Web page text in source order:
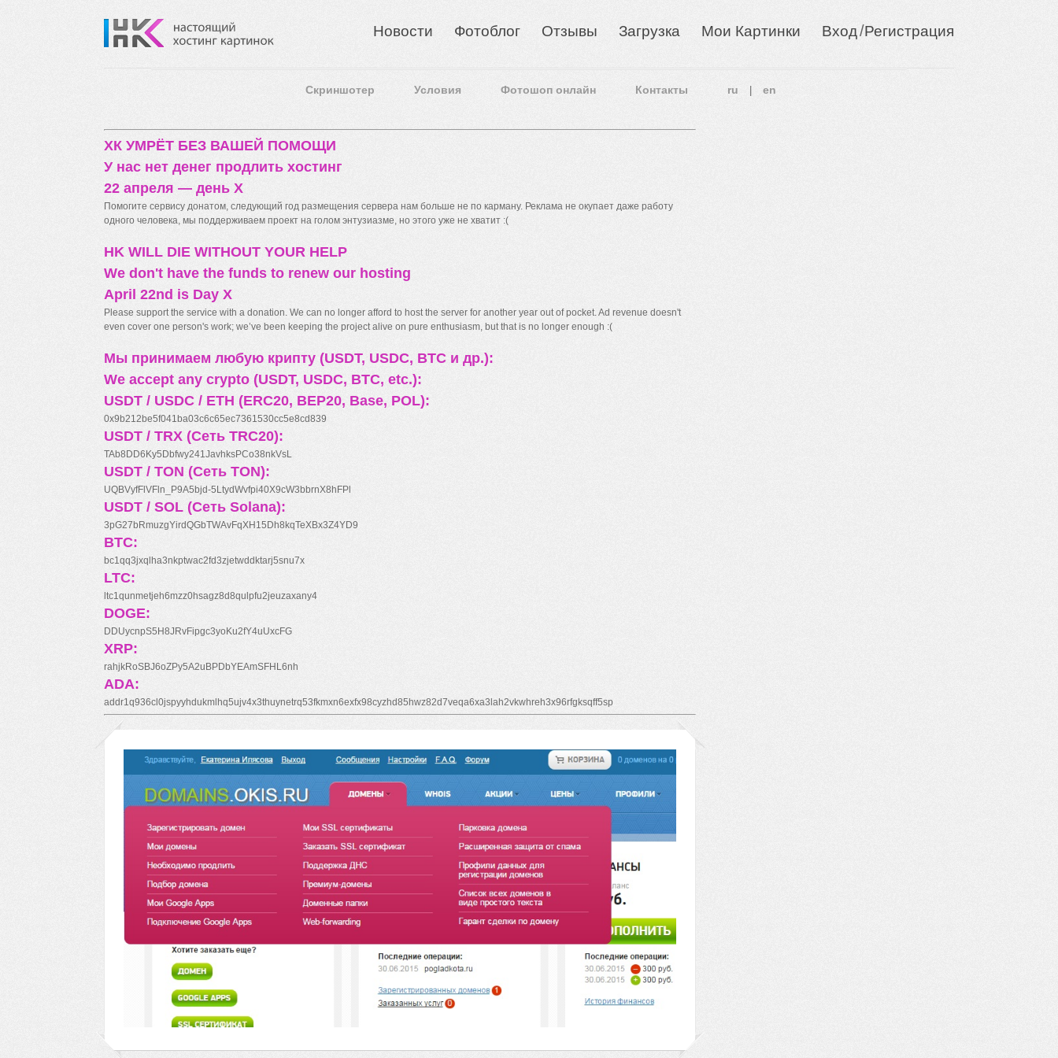
Новости Фотоблог Отзывы Загрузка Мои Картинки Вход/Регистрация
Скриншотер Условия Фотошоп онлайн Контакты ru en
ХК УМРЁТ БЕЗ ВАШЕЙ ПОМОЩИ
У нас нет денег продлить хостинг
22 апреля — день X
Помогите сервису донатом, следующий год размещения сервера нам больше не по карману. Реклама не окупает даже работу
одного человека, мы поддерживаем проект на голом энтузиазме, но этого уже не хватит :(
HK WILL DIE WITHOUT YOUR HELP
We don't have the funds to renew our hosting
April 22nd is Day X
Please support the service with a donation. We can no longer afford to host the server for another year out of pocket. Ad revenue doesn't
even cover one person's work; we’ve been keeping the project alive on pure enthusiasm, but that is no longer enough :(
Мы принимаем любую крипту (USDT, USDC, BTC и др.):
We accept any crypto (USDT, USDC, BTC, etc.):
USDT / USDC / ETH (ERC20, BEP20, Base, POL):
0x9b212be5f041ba03c6c65ec7361530cc5e8cd839
USDT / TRX (Сеть TRC20):
TAb8DD6Ky5Dbfwy241JavhksPCo38nkVsL
USDT / TON (Сеть TON):
UQBVyfFlVFln_P9A5bjd-5LtydWvfpi40X9cW3bbrnX8hFPl
USDT / SOL (Сеть Solana):
3pG27bRmuzgYirdQGbTWAvFqXH15Dh8kqTeXBx3Z4YD9
BTC:
bc1qq3jxqlha3nkptwac2fd3zjetwddktarj5snu7x
LTC:
ltc1qunmetjeh6mzz0hsagz8d8qulpfu2jeuzaxany4
DOGE:
DDUycnpS5H8JRvFipgc3yoKu2fY4uUxcFG
XRP:
rahjkRoSBJ6oZPy5A2uBPDbYEAmSFHL6nh
ADA:
addr1q936cl0jspyyhdukmlhq5ujv4x3thuynetrq53fkmxn6exfx98cyzhd85hwz82d7veqa6xa3lah2vkwhreh3x96rfgksqff5sp